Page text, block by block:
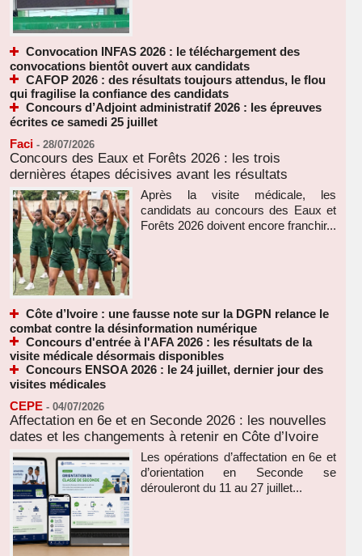
Convocation INFAS 2026 : le téléchargement des
convocations bientôt ouvert aux candidats
CAFOP 2026 : des résultats toujours attendus, le flou
qui fragilise la confiance des candidats
Concours d’Adjoint administratif 2026 : les épreuves
écrites ce samedi 25 juillet
Faci - 28/07/2026
Concours des Eaux et Forêts 2026 : les trois
dernières étapes décisives avant les résultats
Après la visite médicale, les
candidats au concours des Eaux et
Forêts 2026 doivent encore franchir...
Côte d’Ivoire : une fausse note sur la DGPN relance le
combat contre la désinformation numérique
Concours d'entrée à l'AFA 2026 : les résultats de la
visite médicale désormais disponibles
Concours ENSOA 2026 : le 24 juillet, dernier jour des
visites médicales
CEPE - 04/07/2026
Affectation en 6e et en Seconde 2026 : les nouvelles
dates et les changements à retenir en Côte d’Ivoire
Les opérations d’affectation en 6e et
d’orientation en Seconde se
dérouleront du 11 au 27 juillet...